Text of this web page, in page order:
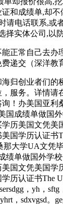
和成绩单,却不
请电话联系,或
择实体公司,以
正常自己去办
递交（深洋教
归创业者们的
服务。详情请
！办美国亚利
国成绩单做国
历美国文凭美
国学历认证书
那大学UA文凭
绩单做国外学
国文凭美国学
历认证书The
，yh，sftg
，sdxvgsd。